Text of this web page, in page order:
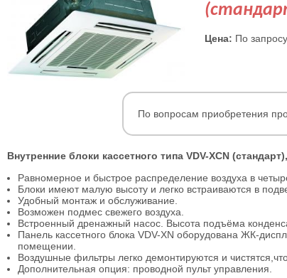
Цена: По запросу
По вопросам приобретения
Внутренние блоки кассетного типа VDV-XCN
Равномерное и быстрое распределение воздуха в
Блоки имеют малую высоту и легко встраиваются в
Удобный монтаж и обслуживание.
Возможен подмес свежего воздуха.
Встроенный дренажный насос. Высота подъёма
Панель кассетного блока VDV-XN оборудована ЖК-
помещении.
Воздушные фильтры легко демонтируются и
Дополнительная опция: проводной пульт управления.